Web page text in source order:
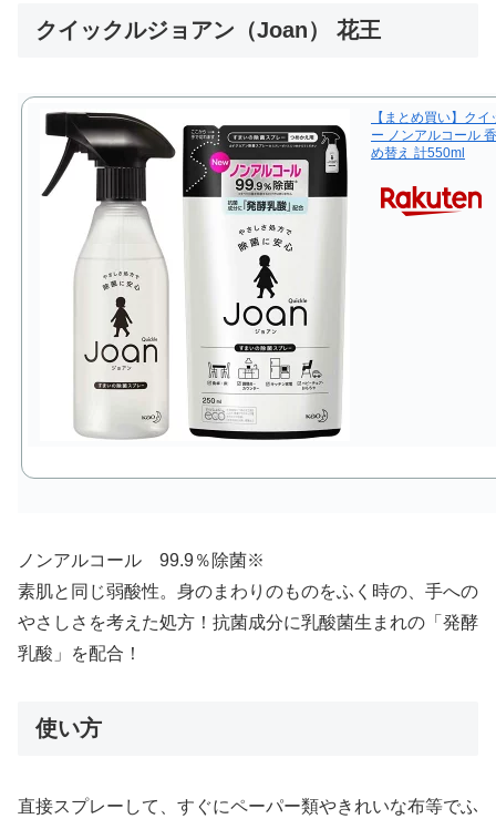
クイックルジョアン（Joan） 花王
【まとめ買い】ク
ー ノンアルコール
め替え 計550ml
ノンアルコール 99.9％除菌※
素肌と同じ弱酸性。身のまわりのものをふく時の、手への
やさしさを考えた処方！抗菌成分に乳酸菌生まれの「発酵
乳酸」を配合！
使い方
直接スプレーして、すぐにペーパー類やきれいな布等でふ